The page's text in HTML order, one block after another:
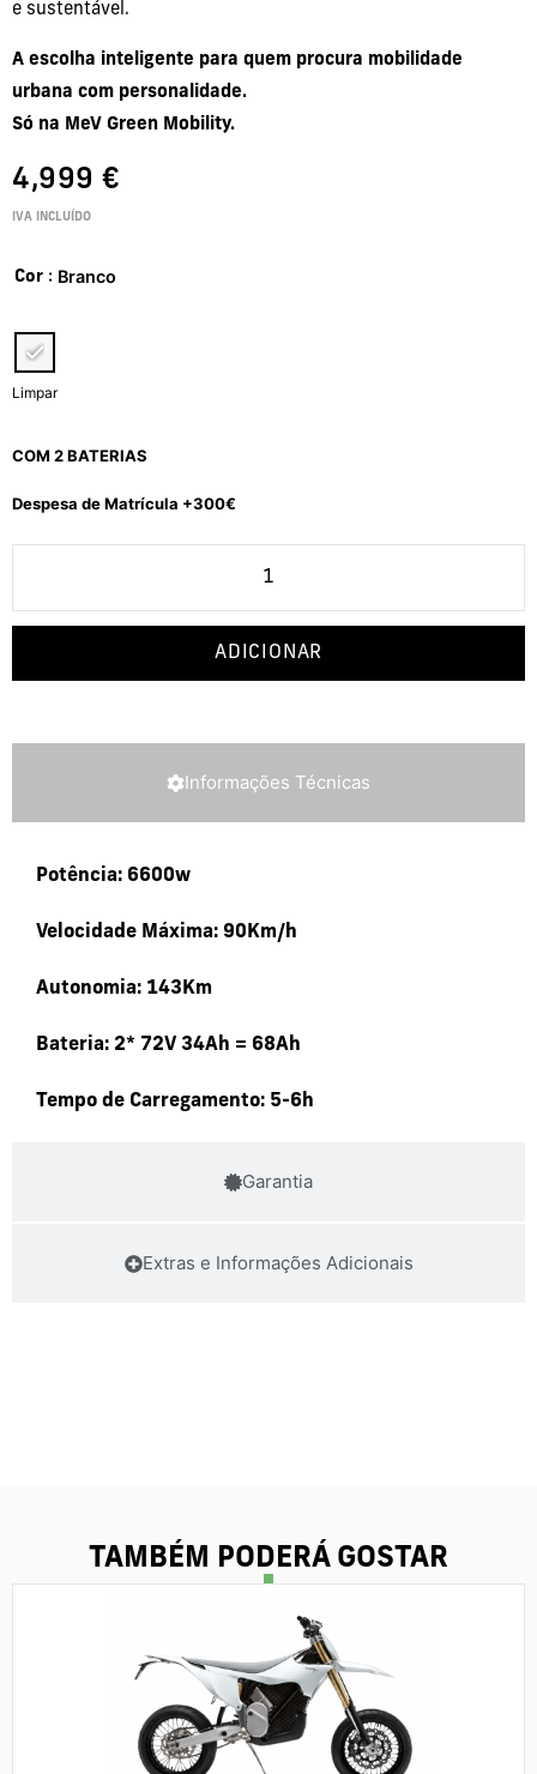
e sustentável.
A escolha inteligente para quem procura mobilidade
urbana com personalidade.
Só na MeV Green Mobility.
4,999 €
IVA INCLUÍDO
Cor : Branco
Limpar
COM 2 BATERIAS
Despesa de Matrícula +300€
ADICIONAR
Informações Técnicas
Garantia
Extras e Informações Adicionais
Potência: 6600w
Velocidade Máxima: 90Km/h
Autonomia: 143Km
Bateria: 2* 72V 34Ah = 68Ah
Tempo de Carregamento: 5-6h
TAMBÉM PODERÁ GOSTAR